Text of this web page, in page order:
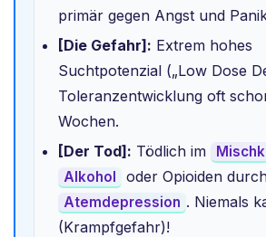
primär gegen Angst und
[Die Gefahr]: Extrem hohes
Suchtpotenzial („Low Dose
Toleranzentwicklung oft
Wochen.
[Der Tod]: Tödlich im
Alkohol oder Opioiden
Atemdepression . Niemals
(Krampfgefahr)!